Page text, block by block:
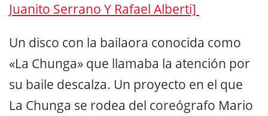
Juanito Serrano Y Rafael Alberti]
Un disco con la bailaora conocida como
«La Chunga» que llamaba la atención por
su baile descalza. Un proyecto en el que
La Chunga se rodea del coreógrafo Mario